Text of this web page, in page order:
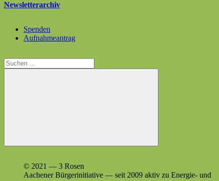
Newsletterarchiv
Spenden
Aufnahmeantrag
Suchen
nach:
Suchen
© 2021 — 3 Rosen
Aach­en­er Bürg­erini­tia­tive — seit 2009 aktiv zu Energie- und